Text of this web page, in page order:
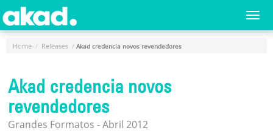
Menu
Principal
A
Empresa
Produtos
Home Releases Akad credencia novos revendedores
Akad credencia novos
revendedores
Grandes Formatos - Abril 2012